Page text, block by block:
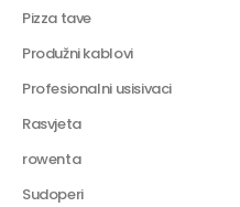
Pizza tave
Produžni kablovi
Profesionalni usisivaci
Rasvjeta
rowenta
Sudoperi